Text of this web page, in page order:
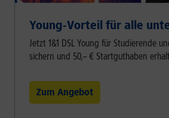
Young-Vorteil für alle
Jetzt 1&1 DSL Young für Studierende
sichern und 50,– € Startguthaben
Zum Angebot